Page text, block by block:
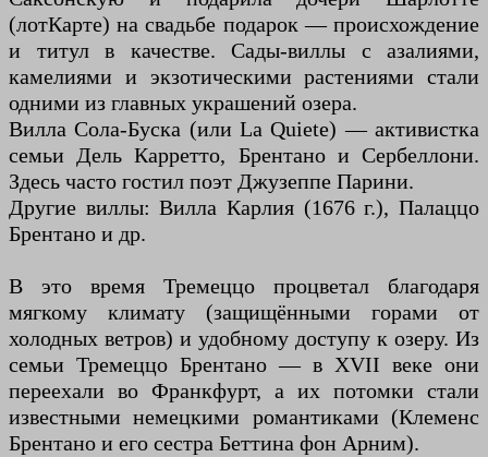
(лотКарте) на свадьбе подарок — происхождение
и титул в качестве. Сады-виллы с азалиями,
камелиями и экзотическими растениями стали
одними из главных украшений озера.
Вилла Сола-Буска (или La Quiete) — активистка
семьи Дель Карретто, Брентано и Сербеллони.
Здесь часто гостил поэт Джузеппе Парини.
Другие виллы: Вилла Карлия (1676 г.), Палаццо
Брентано и др.
В это время Тремеццо процветал благодаря
мягкому климату (защищёнными горами от
холодных ветров) и удобному доступу к озеру. Из
семьи Тремеццо Брентано — в XVII веке они
переехали во Франкфурт, а их потомки стали
известными немецкими романтиками (Клеменс
Брентано и его сестра Беттина фон Арним).